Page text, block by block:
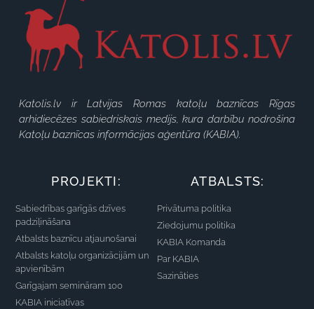
Katolis.lv ir Latvijas Romas katoļu baznīcas Rīgas
arhidiecēzes sabiedriskais medijs, kura darbību nodrošina
Katoļu baznīcas informācijas aģentūra (KABIA).
PROJEKTI:
Sabiedrības garīgās dzīves
padziļināšana
Atbalsts baznīcu atjaunošanai
Atbalsts katoļu organizācijām un
apvienībām
Garīgajam semināram 100
KABIA iniciatīvas
ATBALSTS:
Privātuma politika
Ziedojumu politika
KABIA Komanda
Par KABIA
Sazināties